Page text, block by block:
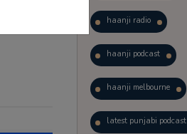
haanji radio
haanji podcast
haanji melbourne
latest punjabi podcast